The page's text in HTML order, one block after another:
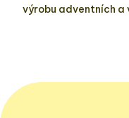
výrobu adventních a